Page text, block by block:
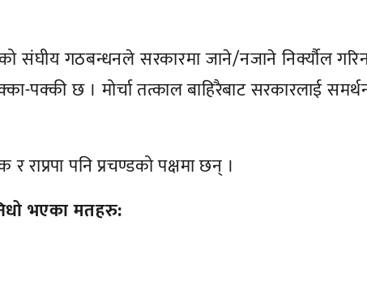
संघीय गठबन्धनले सरकारमा जाने/नजाने निर्क्यौल
पक्की छ । मोर्चा तत्काल बाहिरैबाट सरकारलाई
राप्रपा पनि प्रचण्डको पक्षमा छन् ।
भएका मतहरु: